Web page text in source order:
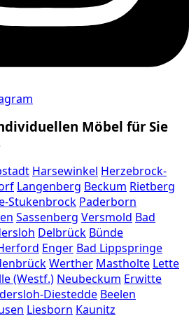
Möbel für Sie
Harsewinkel Herzebrock-
Langenberg Beckum Rietberg
Stukenbrock Paderborn
Sassenberg Versmold Bad
Delbrück Bünde
Enger Bad Lippspringe
Werther Mastholte Lette
(Westf.) Neubeckum Erwitte
Diestedde Beelen
Liesborn Kaunitz